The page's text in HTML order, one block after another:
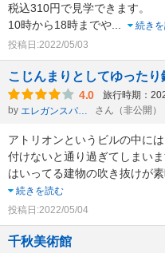
税込310円で見学できます。
10時から18時までや...
続き
投稿日:2022/05/03
こじんまりとしてゆった
4.0 旅行時期：
by
エレガンスパッカ→ さん（非公開）
アトリオンというビルの中に
付けないと通り過ぎてしまいま
はいってる建物の吹き抜けが
続きを読む
投稿日:2022/05/04
千秋美術館